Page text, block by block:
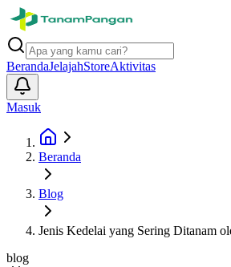
BerandaJelajahStoreAktivitas
Masuk
Beranda
Blog
Jenis Kedelai yang Sering Ditanam
blog